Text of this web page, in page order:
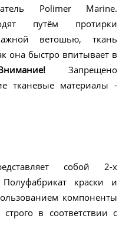
Polimer Marine.
путём протирки
ветошью, ткань
она быстро впитывает в
Запрещено
тканевые материалы -
собой 2-х
краски и
компоненты
в соответствии с